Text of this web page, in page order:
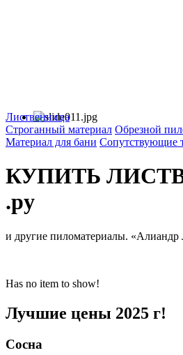
Лиственница
Строганный материал Обрезной
Материал для бани Сопутствующие
КУПИТЬ
.ру
и другие пиломатериалы. «Алиандр
Has no item to show!
Лучшие цены 2025 г!
Сосна